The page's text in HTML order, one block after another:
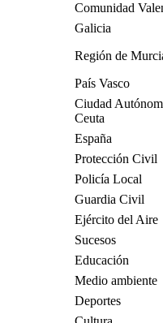
Comunidad
Galicia
Región de
País Vasco
Ciudad
Ceuta
España
Protección Civil
Policía Local
Guardia Civil
Ejército del Aire
Sucesos
Educación
Medio ambiente
Deportes